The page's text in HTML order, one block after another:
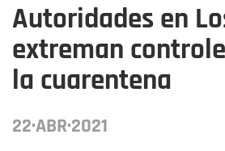
Autoridades en
extreman
la cuarentena
22·ABR·2021